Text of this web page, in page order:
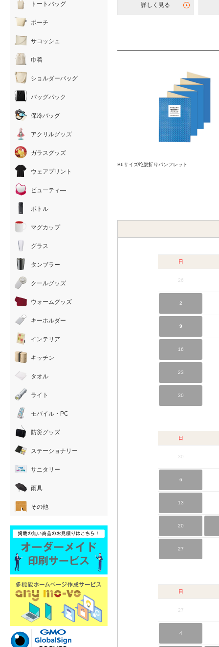
詳しく見る
B6サイズ蛇腹折りパンフレット
日
26
2
9
16
23
30
日
30
6
13
20
27
日
27
4
トートバッグ
ポーチ
サコッシュ
巾着
ショルダーバッグ
バッグパック
保冷バッグ
アクリルグッズ
ガラスグッズ
ウェアプリント
ビューティ―
ボトル
マグカップ
グラス
タンブラー
クールグッズ
ウォームグッズ
キーホルダー
インテリア
キッチン
タオル
ライト
モバイル・PC
防災グッズ
ステーショナリー
サニタリー
雨具
その他